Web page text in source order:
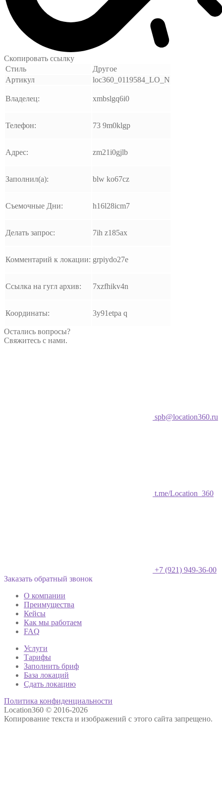
Скопировать ссылку
Стиль
Другое
Артикул
loc360_0119584_LO_N
Владелец: xmbslgq6i0
Телефон: 73 9m0klgp
Адрес: zm21i0gjlb
Заполнил(а): blw ko67cz
Съемочные Дни: h16l28icm7
Делать запрос: 7ih z185ax
Комментарий к локации: grpiydo27e
Ссылка на гугл архив: 7xzfhikv4n
Координаты: 3y91etpa q
Остались вопросы?
Свяжитесь с нами.
spb@location360.ru
t.me/Location_360
+7 (921) 949-36-00
Заказать обратный звонок
О компании
Преимущества
Кейсы
Как мы работаем
FAQ
Услуги
Тарифы
Заполнить бриф
База локаций
Сдать локацию
Политика конфиденциальности
Location360 © 2016-2026
Копирование текста и изображений с этого сайта запрещено.